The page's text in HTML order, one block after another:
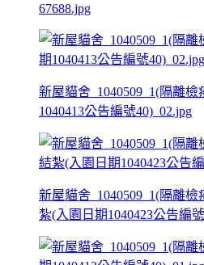
67688.jpg
新屋貓舍_1040509_1(隔離檢
1040413公告編號40)_02.jpg
新屋貓舍_1040509_1(隔離
紮(入園日期1040423公告編